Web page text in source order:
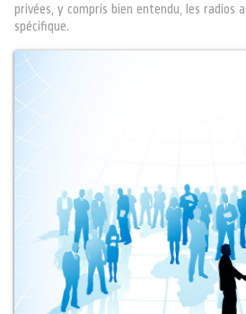
privées, y compris bien entendu, les radios
spécifique.